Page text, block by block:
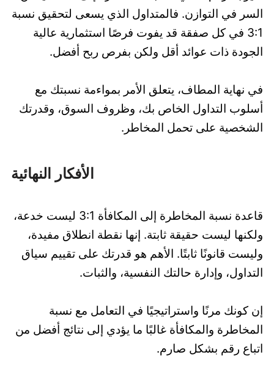
السر في التوازن. فالمتداول الذي يسعى لتحقيق نسبة
3:1 في كل صفقة قد يفوت فرصًا استثمارية عالية
الجودة ذات عوائد أقل ولكن بفرص ربح أفضل.
في نهاية المطاف، يتعلق الأمر بمواءمة نسبتك مع
أسلوب التداول الخاص بك، وظروف السوق، وقدرتك
الشخصية على تحمل المخاطر.
الأفكار النهائية
قاعدة نسبة المخاطرة إلى المكافأة 3:1 ليست خدعة،
ولكنها ليست حقيقة ثابتة. إنها نقطة انطلاق مفيدة،
وليست قانونًا ثابتًا. الأهم هو قدرتك على تقييم سياق
التداول، وإدارة حالتك النفسية، والثبات.
إن كونك مرنًا واستراتيجيًا في التعامل مع نسبة
المخاطرة والمكافأة غالبًا ما يؤدي إلى نتائج أفضل من
اتباع رقم بشكل صارم.